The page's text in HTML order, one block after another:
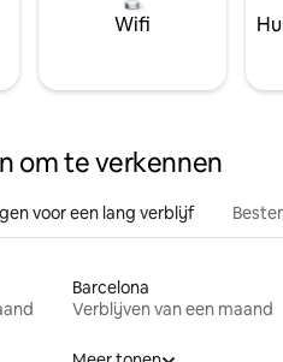
Wifi
om te verkennen
voor een lang verblijf
Barcelona
Verblijven van een maand